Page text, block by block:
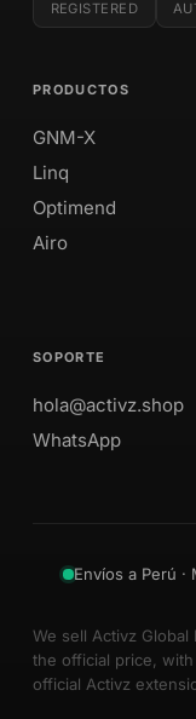
REGISTERED
PRODUCTOS
GNM-X
Linq
Optimend
Airo
SOPORTE
hola@activz.shop
WhatsApp
Envíos a Perú ·
We sell Activz
the official price,
official Activz